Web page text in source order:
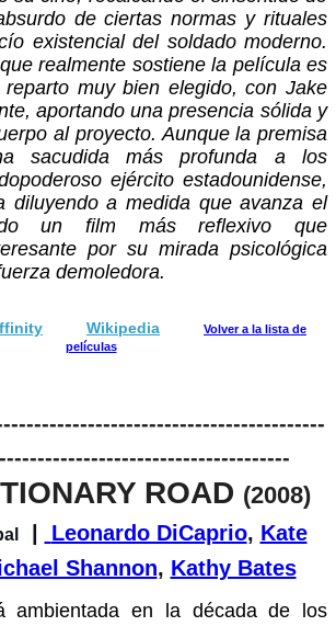
de ciertas normas y rituales
existencial del soldado moderno.
realmente sostiene la película es
muy bien elegido, con Jake
aportando una presencia sólida y
al proyecto. Aunque la premisa
sacudida más profunda a los
ejército estadounidense,
diluyendo a medida que avanza el
un film más reflexivo que
por su mirada psicológica
demoledora.
Wikipedia
Volver a la lista de
películas
ROAD (2008)
| Leonardo DiCaprio, Kate
Shannon, Kathy Bates
ambientada en la década de los